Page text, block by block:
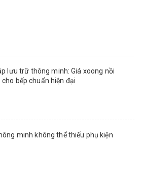
lưu trữ thông minh: Giá xoong nồi
cho bếp chuẩn hiện đại
minh không thể thiếu phụ kiện